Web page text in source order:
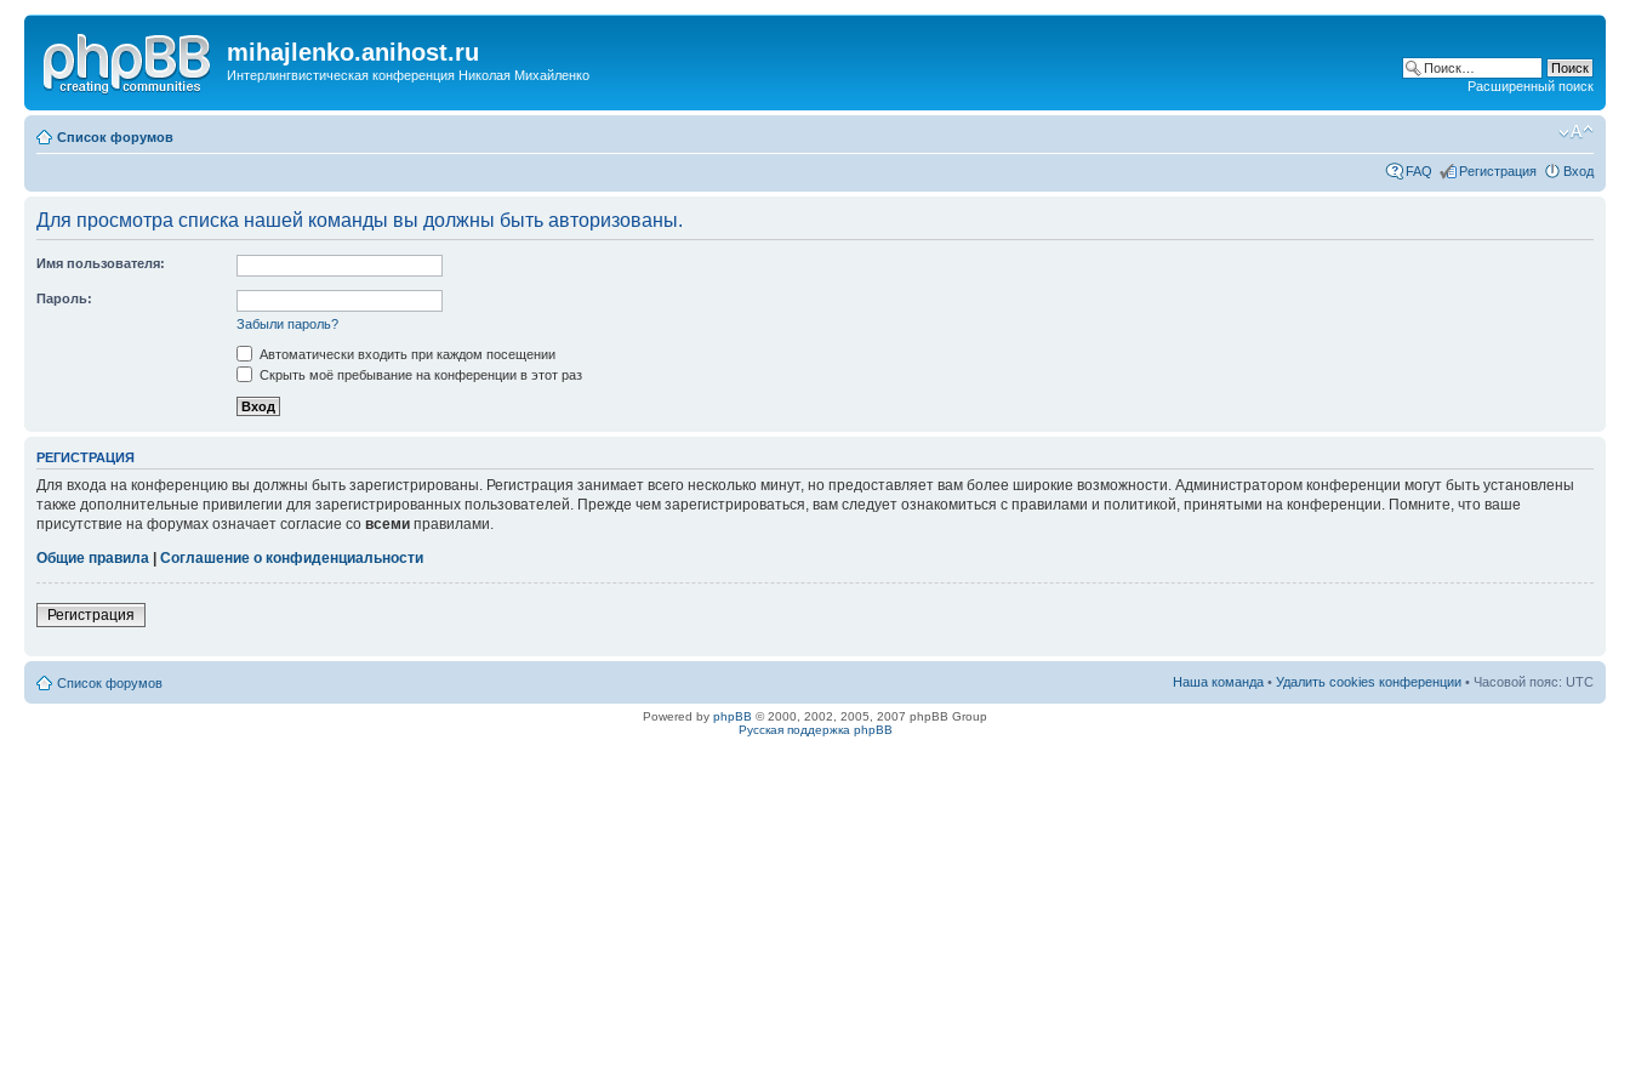
mihajlenko.anihost.ru
Интерлингвистическая конференция Николая Михайленко
Расширенный поиск
Список форумов
FAQ Регистрация Вход
Для просмотра списка нашей команды вы должны быть авторизованы.
Имя пользователя:
Пароль:
Забыли пароль?
Автоматически входить при каждом посещении
Скрыть моё пребывание на конференции в этот раз
РЕГИСТРАЦИЯ
Для входа на конференцию вы должны быть зарегистрированы. Регистрация занимает всего несколько минут, но предоставляет вам более широкие возможности. Администратором конференции могут быть установлены
также дополнительные привилегии для зарегистрированных пользователей. Прежде чем зарегистрироваться, вам следует ознакомиться с правилами и политикой, принятыми на конференции. Помните, что ваше
присутствие на форумах означает согласие со всеми правилами.
Общие правила
Соглашение о конфиденциальности
Регистрация
Список форумов Наша команда • Удалить cookies конференции • Часовой пояс: UTC
Powered by phpBB © 2000, 2002, 2005, 2007 phpBB Group
Русская поддержка phpBB